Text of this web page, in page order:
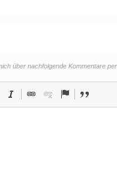
über nachfolgende Kommentare